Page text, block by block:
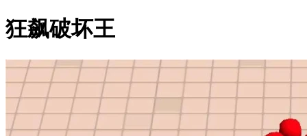
狂飙破坏王